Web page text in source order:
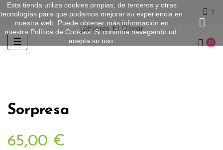
Esta tienda utiliza cookies propias, de terceros y otras
tecnologías para que podamos mejorar su experiencia en
nuestra web. Puede obtener más información en
nuestra Política de Cookies . Si continúa navegando ud.
acepta su uso.
Navegación
☰ 0
Sorpresa
65,00 €